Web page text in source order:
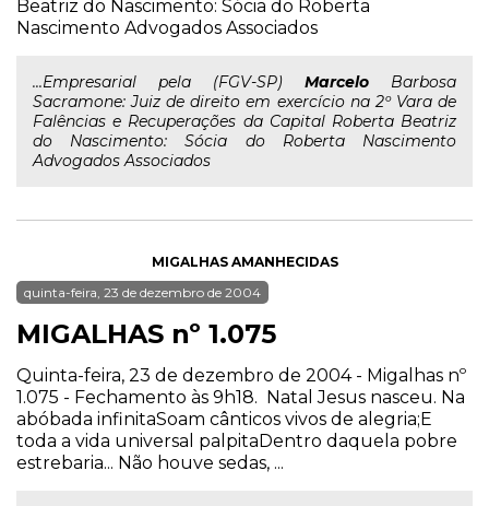
Beatriz do Nascimento: Sócia do Roberta
Nascimento Advogados Associados
...Empresarial pela (FGV-SP) Marcelo Barbosa
Sacramone: Juiz de direito em exercício na 2º Vara de
Falências e Recuperações da Capital Roberta Beatriz
do Nascimento: Sócia do Roberta Nascimento
Advogados Associados
MIGALHAS AMANHECIDAS
quinta-feira, 23 de dezembro de 2004
MIGALHAS nº 1.075
Quinta-feira, 23 de dezembro de 2004 - Migalhas nº
1.075 - Fechamento às 9h18. Natal Jesus nasceu. Na
abóbada infinitaSoam cânticos vivos de alegria;E
toda a vida universal palpitaDentro daquela pobre
estrebaria... Não houve sedas, ...